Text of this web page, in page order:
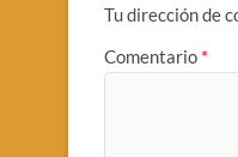
Tu dirección de
Comentario *